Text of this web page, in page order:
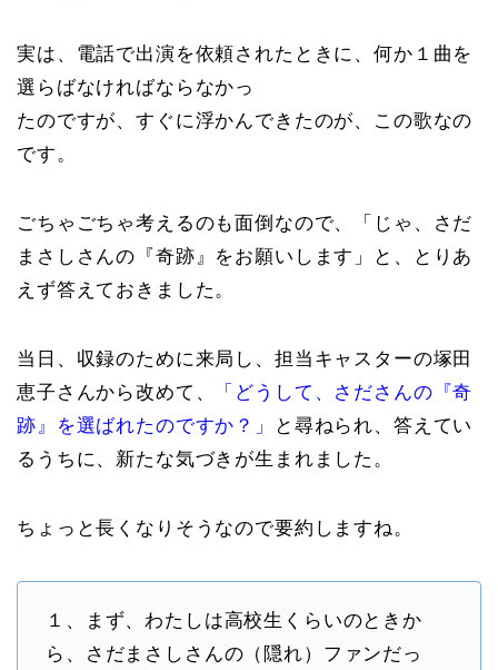
実は、電話で出演を依頼されたときに、何か１曲を
選らばなければならなかっ
たのですが、すぐに浮かんできたのが、この歌なの
です。
ごちゃごちゃ考えるのも面倒なので、「じゃ、さだ
まさしさんの『奇跡』をお願いします」と、とりあ
えず答えておきました。
当日、収録のために来局し、担当キャスターの塚田
恵子さんから改めて、
「どうして、さださんの『奇
跡』を選ばれたのですか？」
と尋ねられ、答えてい
るうちに、新たな気づきが生まれました。
ちょっと長くなりそうなので要約しますね。
１、まず、わたしは高校生くらいのときか
ら、さだまさしさんの（隠れ）ファンだっ